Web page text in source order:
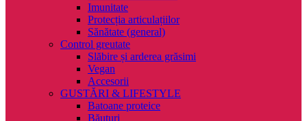
Imunitate
Protecția articulațiilor
Sănătate (general)
Control greutate
Slăbire și arderea grăsimi
Vegan
Accesorii
GUSTĂRI & LIFESTYLE
Batoane proteice
Băuturi